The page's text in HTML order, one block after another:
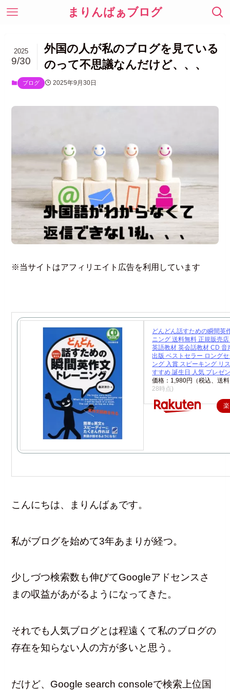
まりんばぁブログ
外国の人が私のブログを見ている
のって不思議なんだけど、、、
2025
9/30
ブログ 2025年9月30日
※当サイトはアフィリエイト広告を利用しています
どんどん話すための瞬間英
ニング 送料無料 正規販売
英語教材 英会話教材 CD 音
出版 ベストセラー ロング
ング 入賞 スピーキング リ
すすめ 誕生日 人気 プレゼ
価格：1,980円（税込、送
28時点)
こんにちは、まりんばぁです。
私がブログを始めて3年あまりが経つ。
少しづつ検索数も伸びてGoogleアドセンスさ
まの収益があがるようになってきた。
それでも人気ブログとは程遠くて私のブログの
存在を知らない人の方が多いと思う。
だけど、Google search consoleで検索上位国